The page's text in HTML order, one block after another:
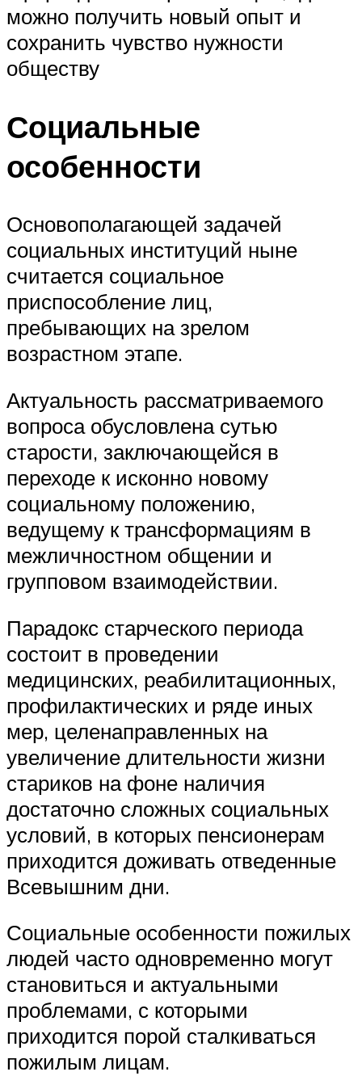
можно получить новый опыт и
сохранить чувство нужности
обществу
Социальные
особенности
Основополагающей задачей
социальных институций ныне
считается социальное
приспособление лиц,
пребывающих на зрелом
возрастном этапе.
Актуальность рассматриваемого
вопроса обусловлена сутью
старости, заключающейся в
переходе к исконно новому
социальному положению,
ведущему к трансформациям в
межличностном общении и
групповом взаимодействии.
Парадокс старческого периода
состоит в проведении
медицинских, реабилитационных,
профилактических и ряде иных
мер, целенаправленных на
увеличение длительности жизни
стариков на фоне наличия
достаточно сложных социальных
условий, в которых пенсионерам
приходится доживать отведенные
Всевышним дни.
Социальные особенности пожилых
людей часто одновременно могут
становиться и актуальными
проблемами, с которыми
приходится порой сталкиваться
пожилым лицам.